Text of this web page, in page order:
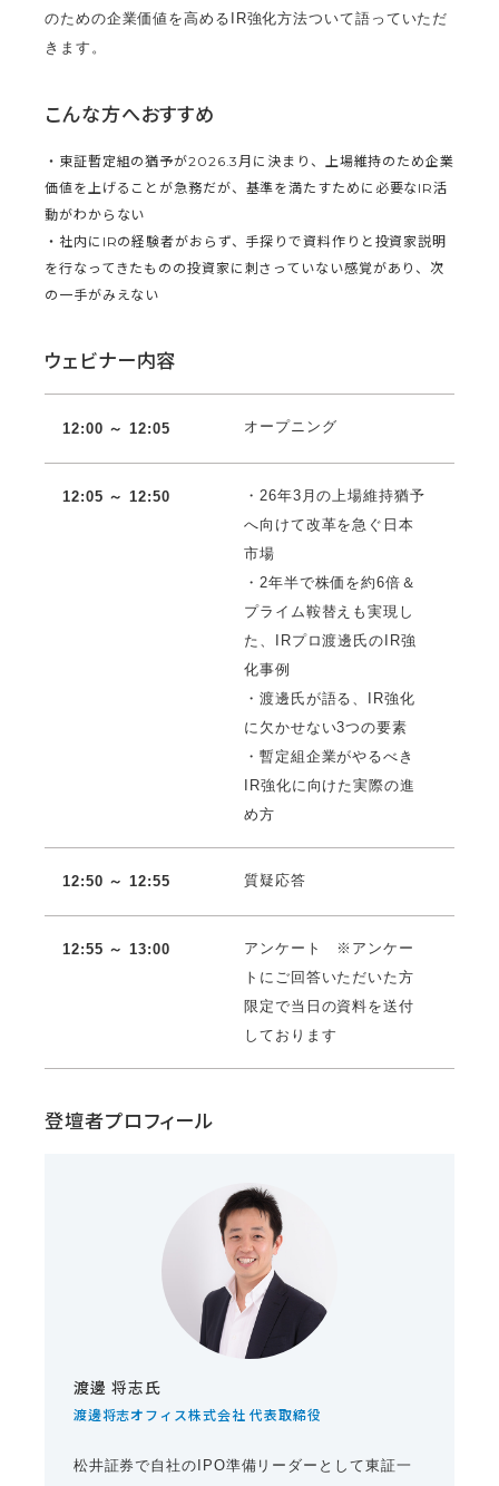
のための企業価値を高めるIR強化方法ついて語っていただ
きます。
こんな方へおすすめ
・東証暫定組の猶予が2026.3月に決まり、上場維持のため企業
価値を上げることが急務だが、基準を満たすために必要なIR活
動がわからない
・社内にIRの経験者がおらず、手探りで資料作りと投資家説明
を行なってきたものの投資家に刺さっていない感覚があり、次
の一手がみえない
ウェビナー内容
12:00 ～ 12:05 オープニング
12:05 ～ 12:50
・26年3月の上場維持猶予
へ向けて改革を急ぐ日本
市場
・2年半で株価を約6倍＆
プライム鞍替えも実現し
た、IRプロ渡邊氏のIR強
化事例
・渡邊氏が語る、IR強化
に欠かせない3つの要素
・暫定組企業がやるべき
IR強化に向けた実際の進
め方
12:50 ～ 12:55 質疑応答
12:55 ～ 13:00
アンケート ※アンケー
トにご回答いただいた方
限定で当日の資料を送付
しております
登壇者プロフィール
渡邊 将志氏
渡邊将志オフィス株式会社 代表取締役
松井証券で自社のIPO準備リーダーとして東証一